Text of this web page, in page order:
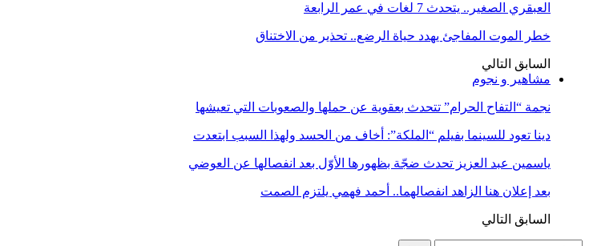
العبقري الصغير.. يتحدث 7 لغات في عمر الرابعة
خطر الموت المفاجئ يهدد حياة الرضع.. تحذير من الاختناق
السابق التالي
مشاهير و نجوم
نجمة “التفاح الحرام” تتحدث بعقوية عن حملها والصعوبات التي تعيشها
دينا تعود للسينما بفيلم “الملكة”: أخاف من الحسد ولهذا السبب ابتعدت
ياسمين عبد العزيز تحدث ضجّة بظهورها الأوّل بعد انفصالها عن العوضي
بعد إعلان هنا الزاهد انفصالهما.. أحمد فهمي يلتزم الصمت
السابق التالي